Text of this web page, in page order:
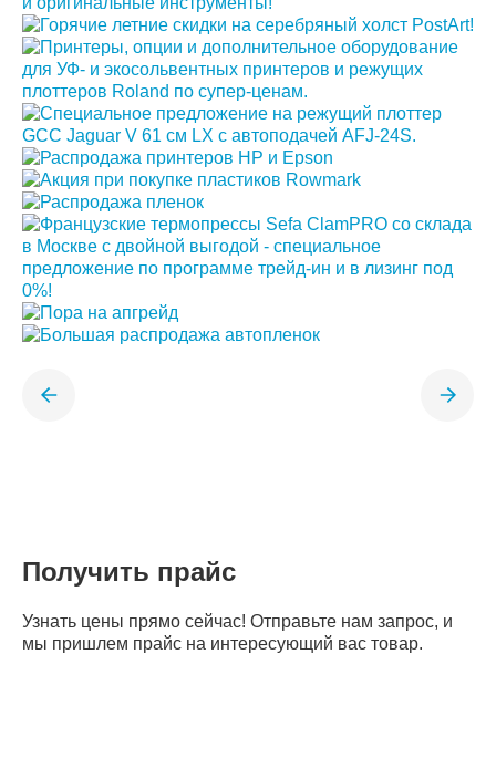
Получить прайс
Узнать цены прямо сейчас! Отправьте нам запрос, и
мы пришлем прайс на интересующий вас товар.